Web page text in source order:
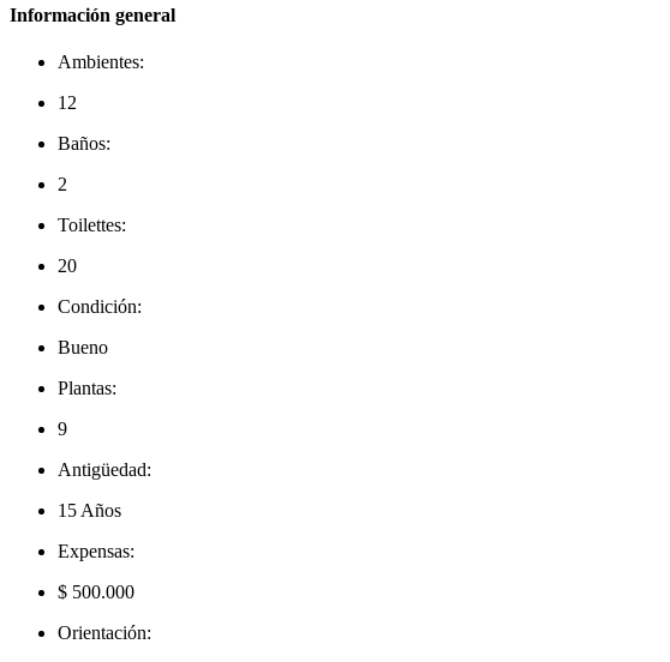
Información general
Ambientes:
12
Baños:
2
Toilettes:
20
Condición:
Bueno
Plantas:
9
Antigüedad:
15 Años
Expensas:
$ 500.000
Orientación: